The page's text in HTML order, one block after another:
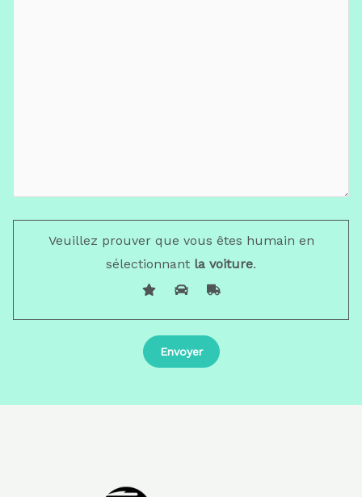
Veuillez prouver que vous êtes humain en
sélectionnant la voiture.